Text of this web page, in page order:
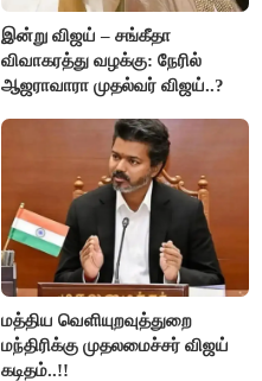
இன்று விஜய் – சங்கீதா
விவாகரத்து வழக்கு: நேரில்
ஆஜராவாரா முதல்வர் விஜய்..?
மத்திய வெளியுறவுத்துறை
மந்திரிக்கு முதலமைச்சர் விஜய்
கடிதம்..!!